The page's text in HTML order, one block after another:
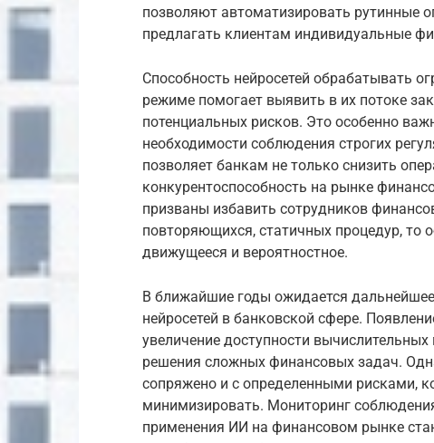
позволяют автоматизировать рутинные
предлагать клиентам индивидуальные
Способность нейросетей обрабатывать
режиме помогает выявить в их потоке
потенциальных рисков. Это особенно
необходимости соблюдения строгих
позволяет банкам не только снизить
конкурентоспособность на рынке
призваны избавить сотрудников
повторяющихся, статичных процедур, то
движущееся и вероятностное.
В ближайшие годы ожидается
нейросетей в банковской сфере.
увеличение доступности
решения сложных финансовых задач.
сопряжено и с определенными рисками,
минимизировать. Мониторинг
применения ИИ на финансовом рынке